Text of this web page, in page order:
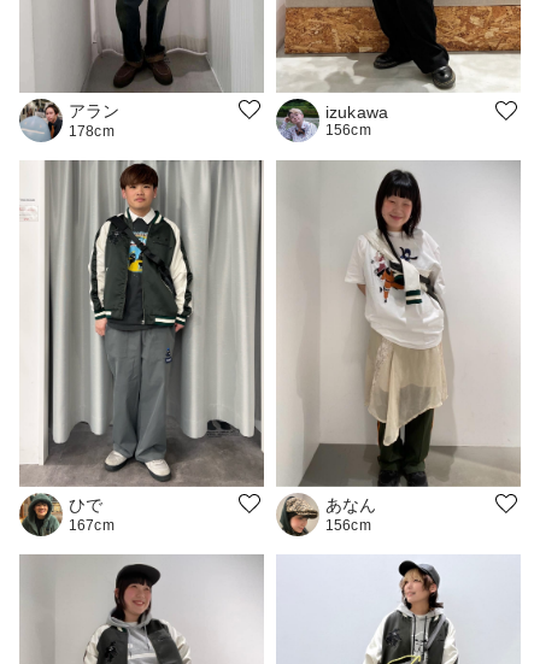
アラン
178cm
izukawa
156cm
ひで
167cm
あなん
156cm